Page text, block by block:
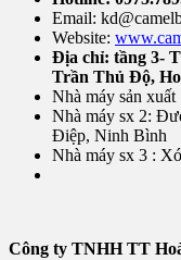
Email:
Website:
Địa chỉ: tầng 3-
Trần Thủ Độ,
Nhà máy sản
Nhà máy sx 2:
Điệp, Ninh Bình
Nhà máy sx 3 :
Công ty TNHH TT